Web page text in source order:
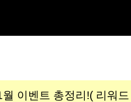
이벤트 총정리!( 리워